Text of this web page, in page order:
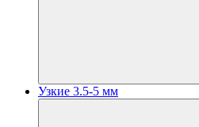
Узкие 3.5-5 мм